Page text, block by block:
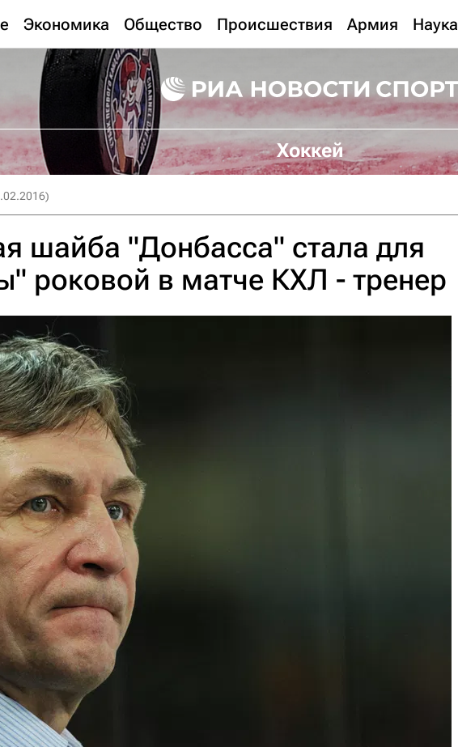
Экономика Общество Происшествия Армия Наука
Хоккей
шайба "Донбасса" стала для
роковой в матче КХЛ - тренер